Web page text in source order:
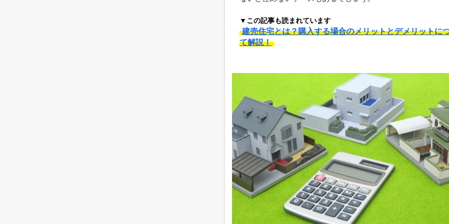
▼この記事も読まれています
建売住宅とは？購入する場合のメリットとデメリットに
て解説！